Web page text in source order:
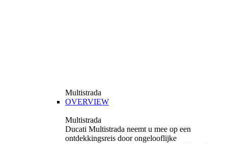
Multistrada
OVERVIEW
Multistrada
Ducati Multistrada neemt u mee op een
ontdekkingsreis door ongelooflijke